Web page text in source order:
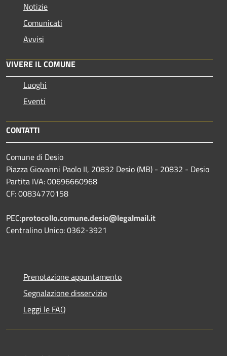
Notizie
Comunicati
Avvisi
VIVERE IL COMUNE
Luoghi
Eventi
CONTATTI
Comune di Desio
Piazza Giovanni Paolo II, 20832 Desio (MB) - 20832 - Desio
Partita IVA: 00696660968
CF: 00834770158
PEC:protocollo.comune.desio@legalmail.it
Centralino Unico: 0362-3921
Prenotazione appuntamento
Segnalazione disservizio
Leggi le FAQ